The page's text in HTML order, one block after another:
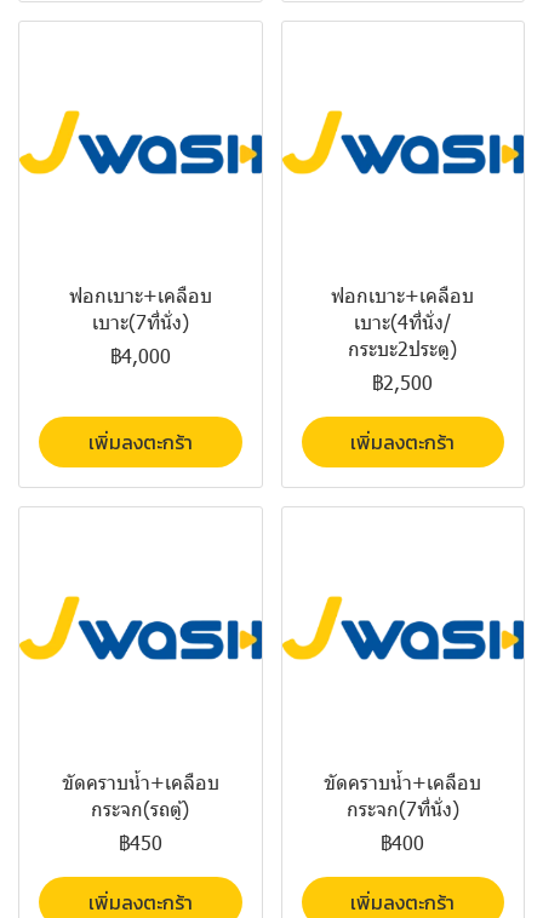
ฟอกเบาะ+เคลือบ
เบาะ(7ที่นั่ง)
฿4,000
เพิ่มลงตะกร้า
ฟอกเบาะ+เคลือบ
เบาะ(4ที่นั่ง/
กระบะ2ประตู)
฿2,500
เพิ่มลงตะกร้า
ขัดคราบน้ำ+เคลือบ
กระจก(รถตู้)
฿450
เพิ่มลงตะกร้า
ขัดคราบน้ำ+เคลือบ
กระจก(7ที่นั่ง)
฿400
เพิ่มลงตะกร้า